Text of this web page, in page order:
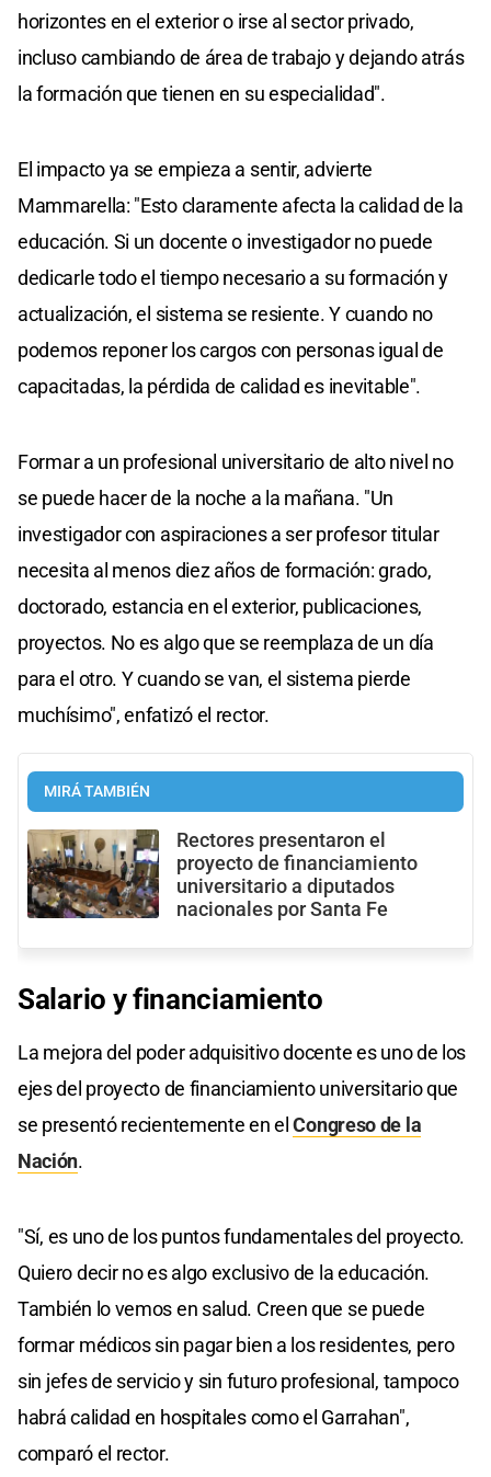
horizontes en el exterior o irse al sector privado,
incluso cambiando de área de trabajo y dejando atrás
la formación que tienen en su especialidad".
El impacto ya se empieza a sentir, advierte
Mammarella: "Esto claramente afecta la calidad de la
educación. Si un docente o investigador no puede
dedicarle todo el tiempo necesario a su formación y
actualización, el sistema se resiente. Y cuando no
podemos reponer los cargos con personas igual de
capacitadas, la pérdida de calidad es inevitable".
Formar a un profesional universitario de alto nivel no
se puede hacer de la noche a la mañana. "Un
investigador con aspiraciones a ser profesor titular
necesita al menos diez años de formación: grado,
doctorado, estancia en el exterior, publicaciones,
proyectos. No es algo que se reemplaza de un día
para el otro. Y cuando se van, el sistema pierde
muchísimo", enfatizó el rector.
MIRÁ TAMBIÉN
Rectores presentaron el
proyecto de financiamiento
universitario a diputados
nacionales por Santa Fe
Salario y financiamiento
La mejora del poder adquisitivo docente es uno de los
ejes del proyecto de financiamiento universitario que
se presentó recientemente en elCongreso de la
Nación.
"Sí, es uno de los puntos fundamentales del proyecto.
Quiero decir no es algo exclusivo de la educación.
También lo vemos en salud. Creen que se puede
formar médicos sin pagar bien a los residentes, pero
sin jefes de servicio y sin futuro profesional, tampoco
habrá calidad en hospitales como el Garrahan",
comparó el rector.